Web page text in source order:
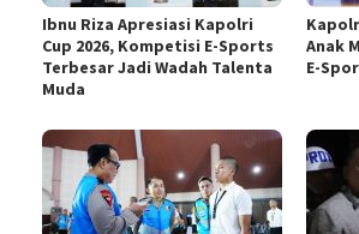
Ibnu Riza Apresiasi Kapolri
Cup 2026, Kompetisi E-Sports
Terbesar Jadi Wadah Talenta
Muda
Anak
E-